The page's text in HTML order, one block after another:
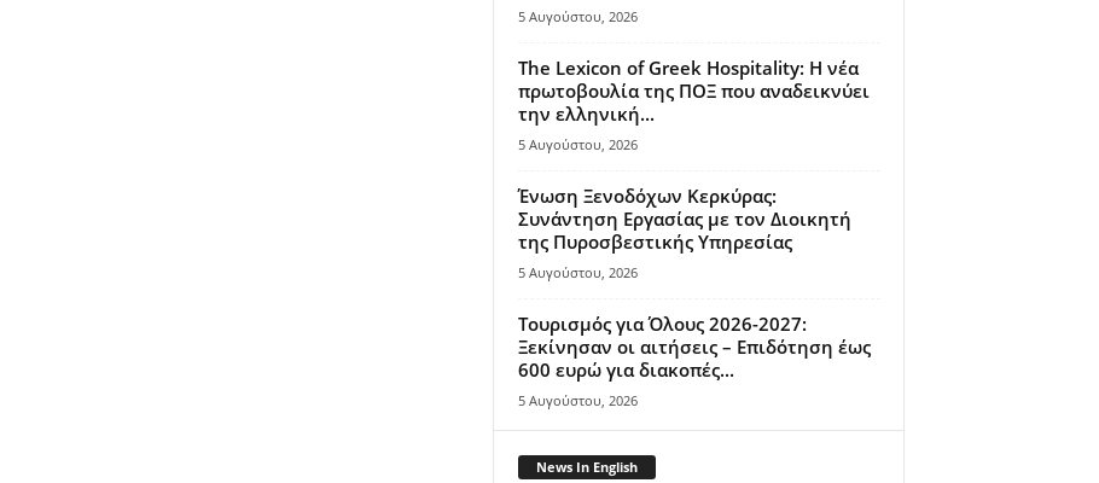
5 Αυγούστου, 2026
The Lexicon of Greek Hospitality: Η νέα
πρωτοβουλία της ΠΟΞ που αναδεικνύει
την ελληνική...
5 Αυγούστου, 2026
Ένωση Ξενοδόχων Κερκύρας:
Συνάντηση Εργασίας με τον Διοικητή
της Πυροσβεστικής Υπηρεσίας
5 Αυγούστου, 2026
Τουρισμός για Όλους 2026-2027:
Ξεκίνησαν οι αιτήσεις – Επιδότηση έως
600 ευρώ για διακοπές...
5 Αυγούστου, 2026
News In English